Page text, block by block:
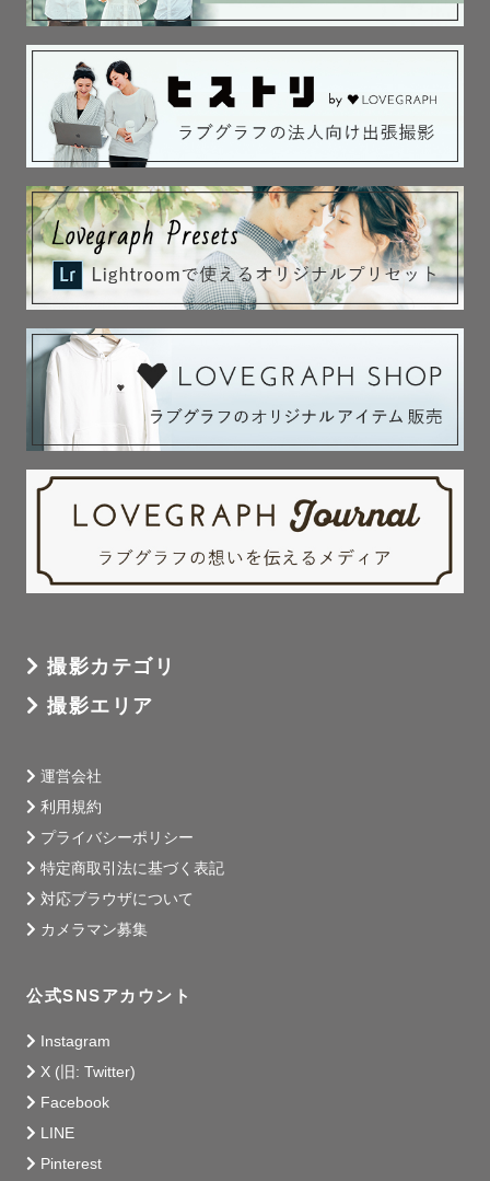
撮影カテゴリ
撮影エリア
運営会社
利用規約
プライバシーポリシー
特定商取引法に基づく表記
対応ブラウザについて
カメラマン募集
公式SNSアカウント
Instagram
X (旧: Twitter)
Facebook
LINE
Pinterest